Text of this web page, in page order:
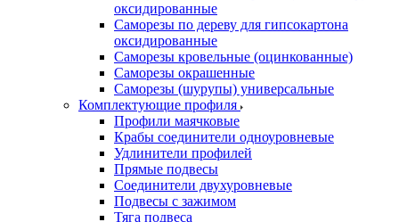
оксидированные
Саморезы по дереву для гипсокартона
оксидированные
Саморезы кровельные (оцинкованные)
Саморезы окрашенные
Саморезы (шурупы) универсальные
Комплектующие профиля
Профили маячковые
Крабы соединители одноуровневые
Удлинители профилей
Прямые подвесы
Соединители двухуровневые
Подвесы с зажимом
Тяга подвеса